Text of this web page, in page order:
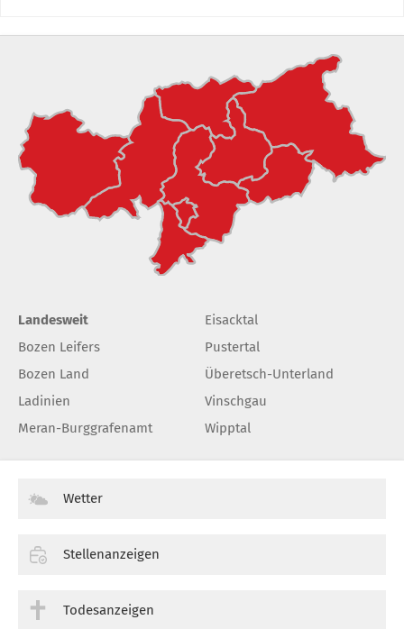
Landesweit
Bozen Leifers
Bozen Land
Ladinien
Meran-Burggrafenamt
Eisacktal
Pustertal
Überetsch-Unterland
Vinschgau
Wipptal
Wetter
Stellenanzeigen
Todesanzeigen